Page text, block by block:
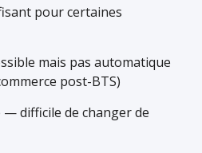
pour certaines
mais pas automatique
post-BTS)
— difficile de changer de